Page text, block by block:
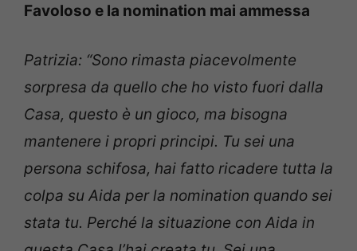
Favoloso e la nomination mai ammessa
Patrizia: “Sono rimasta piacevolmente
sorpresa da quello che ho visto fuori dalla
Casa, questo è un gioco, ma bisogna
mantenere i propri principi. Tu sei una
persona schifosa, hai fatto ricadere tutta la
colpa su Aida per la nomination quando sei
stata tu. Perché la situazione con Aida in